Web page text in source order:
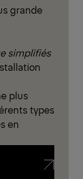
grande
simplifiés
plus
types
en